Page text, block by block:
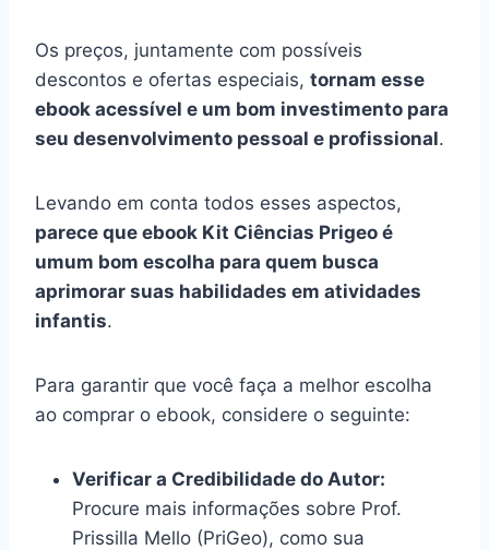
Os preços, juntamente com possíveis
descontos e ofertas especiais, tornam esse
ebook acessível e um bom investimento para
seu desenvolvimento pessoal e profissional.
Levando em conta todos esses aspectos,
parece que ebook Kit Ciências Prigeo é
umum bom escolha para quem busca
aprimorar suas habilidades em atividades
infantis.
Para garantir que você faça a melhor escolha
ao comprar o ebook, considere o seguinte:
Verificar a Credibilidade do Autor:
Procure mais informações sobre Prof.
Prissilla Mello (PriGeo), como sua